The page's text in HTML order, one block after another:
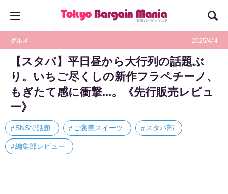
グルメ 2025/4/ 4
【スタバ】平日昼から大行列の話題ぶ
り。いちご尽くしの新作フラペチーノ、
もぎたて感に衝撃...。《先行販売レビュ
ー》
SNSで話題 ご褒美スイーツ スタバ部
編集部レビュー